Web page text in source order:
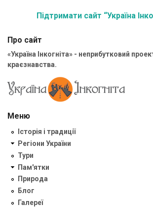
Підтримати сайт “Україна
Про сайт
«Україна Інкогніта» - неприбутковий
краєзнавства.
Меню
Історія і традиції
Регіони України
Тури
Пам'ятки
Природа
Блог
Галереї